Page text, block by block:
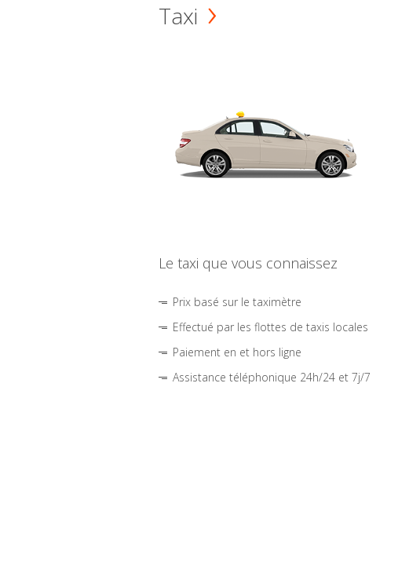
Taxi
Le taxi que vous connaissez
Prix basé sur le taximètre
Effectué par les flottes de taxis locales
Paiement en et hors ligne
Assistance téléphonique 24h/24 et 7j/7